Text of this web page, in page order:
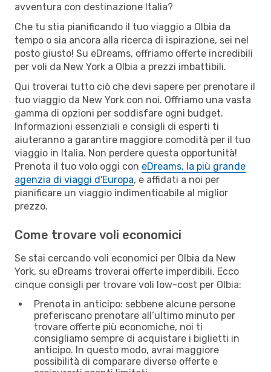
avventura con destinazione Italia?
Che tu stia pianificando il tuo viaggio a Olbia da
tempo o sia ancora alla ricerca di ispirazione, sei nel
posto giusto! Su eDreams, offriamo offerte incredibili
per voli da New York a Olbia a prezzi imbattibili.
Qui troverai tutto ciò che devi sapere per prenotare il
tuo viaggio da New York con noi. Offriamo una vasta
gamma di opzioni per soddisfare ogni budget.
Informazioni essenziali e consigli di esperti ti
aiuteranno a garantire maggiore comodità per il tuo
viaggio in Italia. Non perdere questa opportunità!
Prenota il tuo volo oggi con eDreams, la più grande
agenzia di viaggi d'Europa, e affidati a noi per
pianificare un viaggio indimenticabile al miglior
prezzo.
Come trovare voli economici
Se stai cercando voli economici per Olbia da New
York, su eDreams troverai offerte imperdibili. Ecco
cinque consigli per trovare voli low-cost per Olbia:
Prenota in anticipo: sebbene alcune persone
preferiscano prenotare all’ultimo minuto per
trovare offerte più economiche, noi ti
consigliamo sempre di acquistare i biglietti in
anticipo. In questo modo, avrai maggiore
possibilità di comparare diverse offerte e